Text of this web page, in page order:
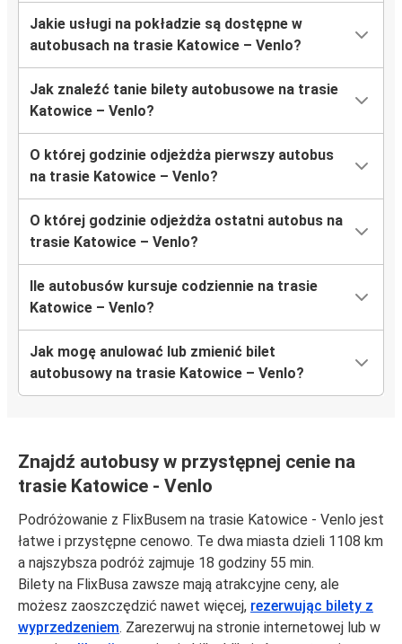
Jakie usługi na pokładzie są dostępne w
autobusach na trasie Katowice – Venlo?
Jak znaleźć tanie bilety autobusowe na trasie
Katowice – Venlo?
O której godzinie odjeżdża pierwszy autobus
na trasie Katowice – Venlo?
O której godzinie odjeżdża ostatni autobus na
trasie Katowice – Venlo?
Ile autobusów kursuje codziennie na trasie
Katowice – Venlo?
Jak mogę anulować lub zmienić bilet
autobusowy na trasie Katowice – Venlo?
Znajdź autobusy w przystępnej cenie na
trasie Katowice - Venlo
Podróżowanie z FlixBusem na trasie Katowice - Venlo jest
łatwe i przystępne cenowo. Te dwa miasta dzieli 1108 km
a najszybsza podróż zajmuje 18 godziny 55 min.
Bilety na FlixBusa zawsze mają atrakcyjne ceny, ale
możesz zaoszczędzić nawet więcej, rezerwując bilety z
wyprzedzeniem. Zarezerwuj na stronie internetowej lub w